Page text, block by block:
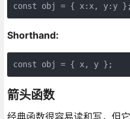
const obj = { x:x, y:y };
Shorthand:
const obj = { x, y };
箭头函数
经典函数很容易读和写，但